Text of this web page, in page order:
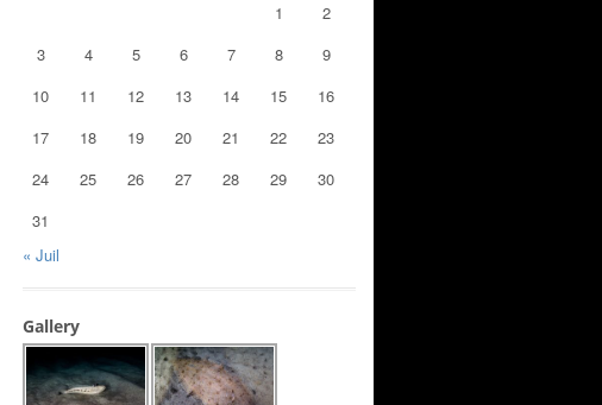
1
2
3
4 5 6 7 8
9
10
11 12 13 14 15
16
17
18 19 20 21 22
23
24
25 26 27 28 29
30
31
« Juil
Gallery